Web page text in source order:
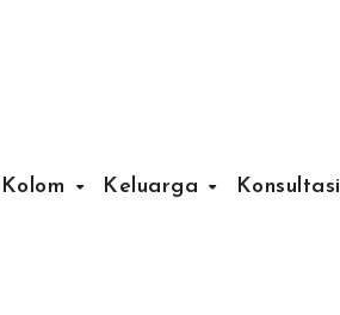
Kolom Keluarga Konsultasi